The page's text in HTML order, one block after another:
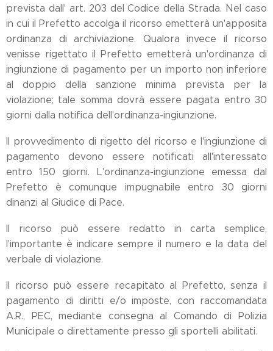
prevista dall' art. 203 del Codice della Strada. Nel caso
in cui il Prefetto accolga il ricorso emetterà un'apposita
ordinanza di archiviazione. Qualora invece il ricorso
venisse rigettato il Prefetto emetterà un'ordinanza di
ingiunzione di pagamento per un importo non inferiore
al doppio della sanzione minima prevista per la
violazione; tale somma dovrà essere pagata entro 30
giorni dalla notifica dell'ordinanza-ingiunzione.
Il provvedimento di rigetto del ricorso e l'ingiunzione di
pagamento devono essere notificati all'interessato
entro 150 giorni. L'ordinanza-ingiunzione emessa dal
Prefetto è comunque impugnabile entro 30 giorni
dinanzi al Giudice di Pace.
Il ricorso può essere redatto in carta semplice,
l'importante è indicare sempre il numero e la data del
verbale di violazione.
Il ricorso può essere recapitato al Prefetto, senza il
pagamento di diritti e/o imposte, con raccomandata
A.R., PEC, mediante consegna al Comando di Polizia
Municipale o direttamente presso gli sportelli abilitati.